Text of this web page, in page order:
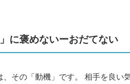
に褒めないーおだてない
、その「動機」です。 相手を良い